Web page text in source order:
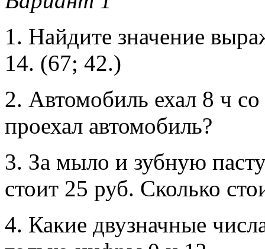
1. Найдите значение
14. (67; 42.)
2. Автомобиль ехал 8 ч
проехал автомобиль?
3. За мыло и зубную
стоит 25 руб. Сколько
4. Какие двузначные